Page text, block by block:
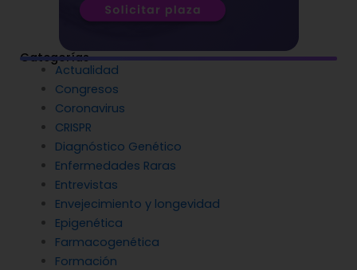
Categorías
Actualidad
Congresos
Coronavirus
CRISPR
Diagnóstico Genético
Enfermedades Raras
Entrevistas
Envejecimiento y longevidad
Epigenética
Farmacogenética
Formación